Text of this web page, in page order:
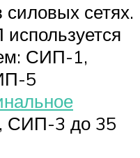
силовых сетях.
СИП-1,
5
, СИП-3 до 35